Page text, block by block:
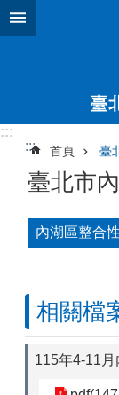
跳到主要內容區塊
:::
:::
首頁 臺
臺北市
內湖區整合
相關檔
115年4-11